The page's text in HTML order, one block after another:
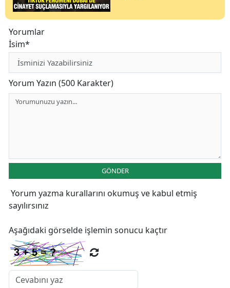
Yorumlar
İsim*
Yorum Yazın (500 Karakter)
GÖNDER
Yorum yazma kurallarını okumuş ve kabul etmiş
sayılırsınız
Aşağıdaki görselde işlemin sonucu kaçtır